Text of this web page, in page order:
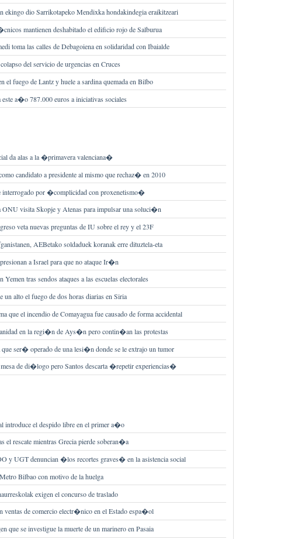
ekingo dio Sarrikotapeko Mendixka hondakindegia eraikitzeari
mantienen deshabitado el edificio rojo de Salburua
toma las calles de Debagoiena en solidaridad con Ibaialde
del servicio de urgencias en Cruces
el fuego de Lantz y huele a sardina quemada en Bilbo
este a�o 787.000 euros a iniciativas sociales
da alas a la �primavera valenciana�
candidato a presidente al mismo que rechaz� en 2010
interrogado por �complicidad con proxenetismo�
ONU visita Skopje y Atenas para impulsar una soluci�n
veta nuevas preguntas de IU sobre el rey y el 23F
AEBetako soldaduek koranak erre dituztela-eta
a Israel para que no ataque Ir�n
Yemen tras sendos ataques a las escuelas electorales
un alto el fuego de dos horas diarias en Siria
que el incendio de Comayagua fue causado de forma accidental
en la regi�n de Ays�n pero contin�an las protestas
ser� operado de una lesi�n donde se le extrajo un tumor
de di�logo pero Santos descarta �repetir experiencias�
introduce el despido libre en el primer a�o
el rescate mientras Grecia pierde soberan�a
y UGT denuncian �los recortes graves� en la asistencia social
Bilbao con motivo de la huelga
exigen el concurso de traslado
de comercio electr�nico en el Estado espa�ol
que se investigue la muerte de un marinero en Pasaia